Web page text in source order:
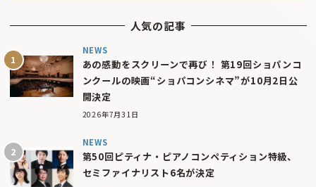
人気の記事
NEWS
あの感動をスクリーンで再び！ 第19回ショパンコ
ンクールの映画“ショパコンシネマ”が10月2日公
開決定
2026年7月31日
NEWS
第50回ピティナ・ピアノコンペティション特級、
セミファイナリスト6名が決定